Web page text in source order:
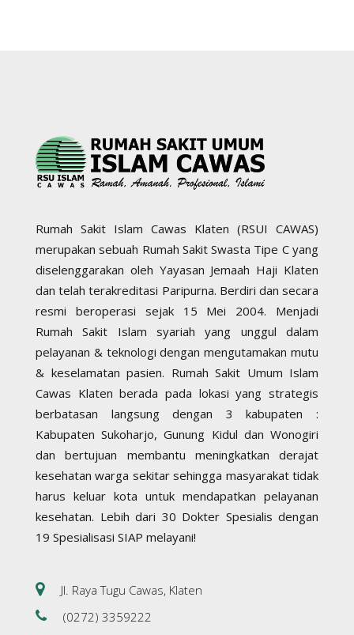
Rumah Sakit Islam Cawas Klaten (RSUI CAWAS)
merupakan sebuah Rumah Sakit Swasta Tipe C yang
diselenggarakan oleh Yayasan Jemaah Haji Klaten
dan telah terakreditasi Paripurna. Berdiri dan secara
resmi beroperasi sejak 15 Mei 2004. Menjadi
Rumah Sakit Islam syariah yang unggul dalam
pelayanan & teknologi dengan mengutamakan mutu
& keselamatan pasien. Rumah Sakit Umum Islam
Cawas Klaten berada pada lokasi yang strategis
berbatasan langsung dengan 3 kabupaten :
Kabupaten Sukoharjo, Gunung Kidul dan Wonogiri
dan bertujuan membantu meningkatkan derajat
kesehatan warga sekitar sehingga masyarakat tidak
harus keluar kota untuk mendapatkan pelayanan
kesehatan. Lebih dari 30 Dokter Spesialis dengan
19 Spesialisasi SIAP melayani!
Jl. Raya Tugu Cawas, Klaten
(0272) 3359222